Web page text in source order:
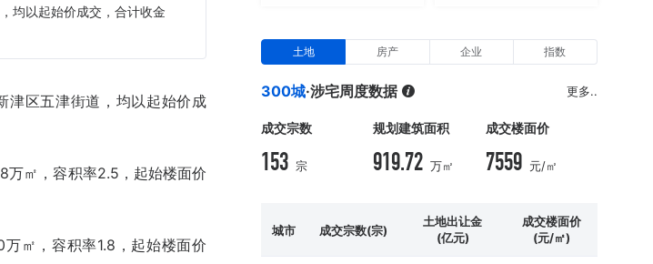
均以起始价成交，合计收金
津区五津街道，均以起始价成
㎡，容积率2.5，起始楼面价
㎡，容积率1.8，起始楼面价
土地 房产 企业 指数
300城·涉宅周度数据 更多..
成交宗数
153 宗
规划建筑面积
919.72 万㎡
成交楼面价
7559 元/㎡
城市 成交宗数(宗)
土地出让金
(亿元)
成交楼面价
(元/㎡)